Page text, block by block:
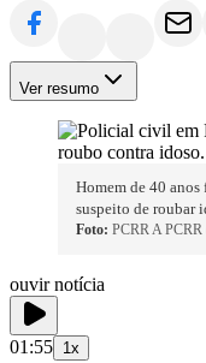
Ver resumo
Homem de 40
suspeito de roubar
Foto: PCRR A
ouvir notícia
01:55 1x